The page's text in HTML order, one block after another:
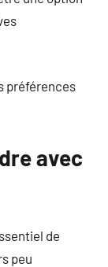
préférences
avec
de
peu